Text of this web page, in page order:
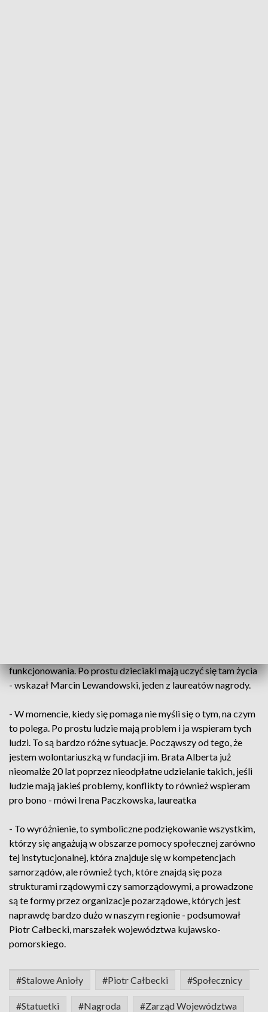
funkcjonowania. Po prostu dzieciaki mają uczyć się tam życia
- wskazał Marcin Lewandowski, jeden z laureatów nagrody.
- W momencie, kiedy się pomaga nie myśli się o tym, na czym
to polega. Po prostu ludzie mają problem i ja wspieram tych
ludzi. To są bardzo różne sytuacje. Począwszy od tego, że
jestem wolontariuszką w fundacji im. Brata Alberta już
nieomalże 20 lat poprzez nieodpłatne udzielanie takich, jeśli
ludzie mają jakieś problemy, konflikty to również wspieram
pro bono - mówi Irena Paczkowska, laureatka
- To wyróżnienie, to symboliczne podziękowanie wszystkim,
którzy się angażują w obszarze pomocy społecznej zarówno
tej instytucjonalnej, która znajduje się w kompetencjach
samorządów, ale również tych, które znajdą się poza
strukturami rządowymi czy samorządowymi, a prowadzone
są te formy przez organizacje pozarządowe, których jest
naprawdę bardzo dużo w naszym regionie - podsumował
Piotr Całbecki, marszałek województwa kujawsko-
pomorskiego.
#Stalowe Anioły #Piotr Całbecki #Społecznicy
#Statuetki #Nagroda #Zarząd Województwa